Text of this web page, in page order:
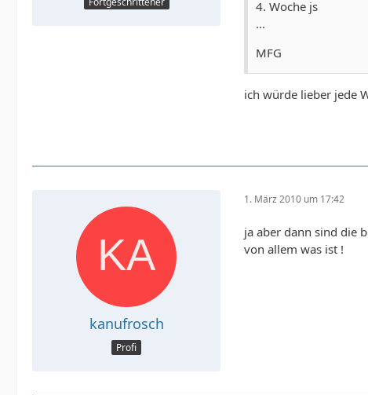
4. Woche js
...
MFG
ich würde lieber jede
kanufrosch
Profi
1. März 2010 um 17:42
ja aber dann sind die
von allem was ist !